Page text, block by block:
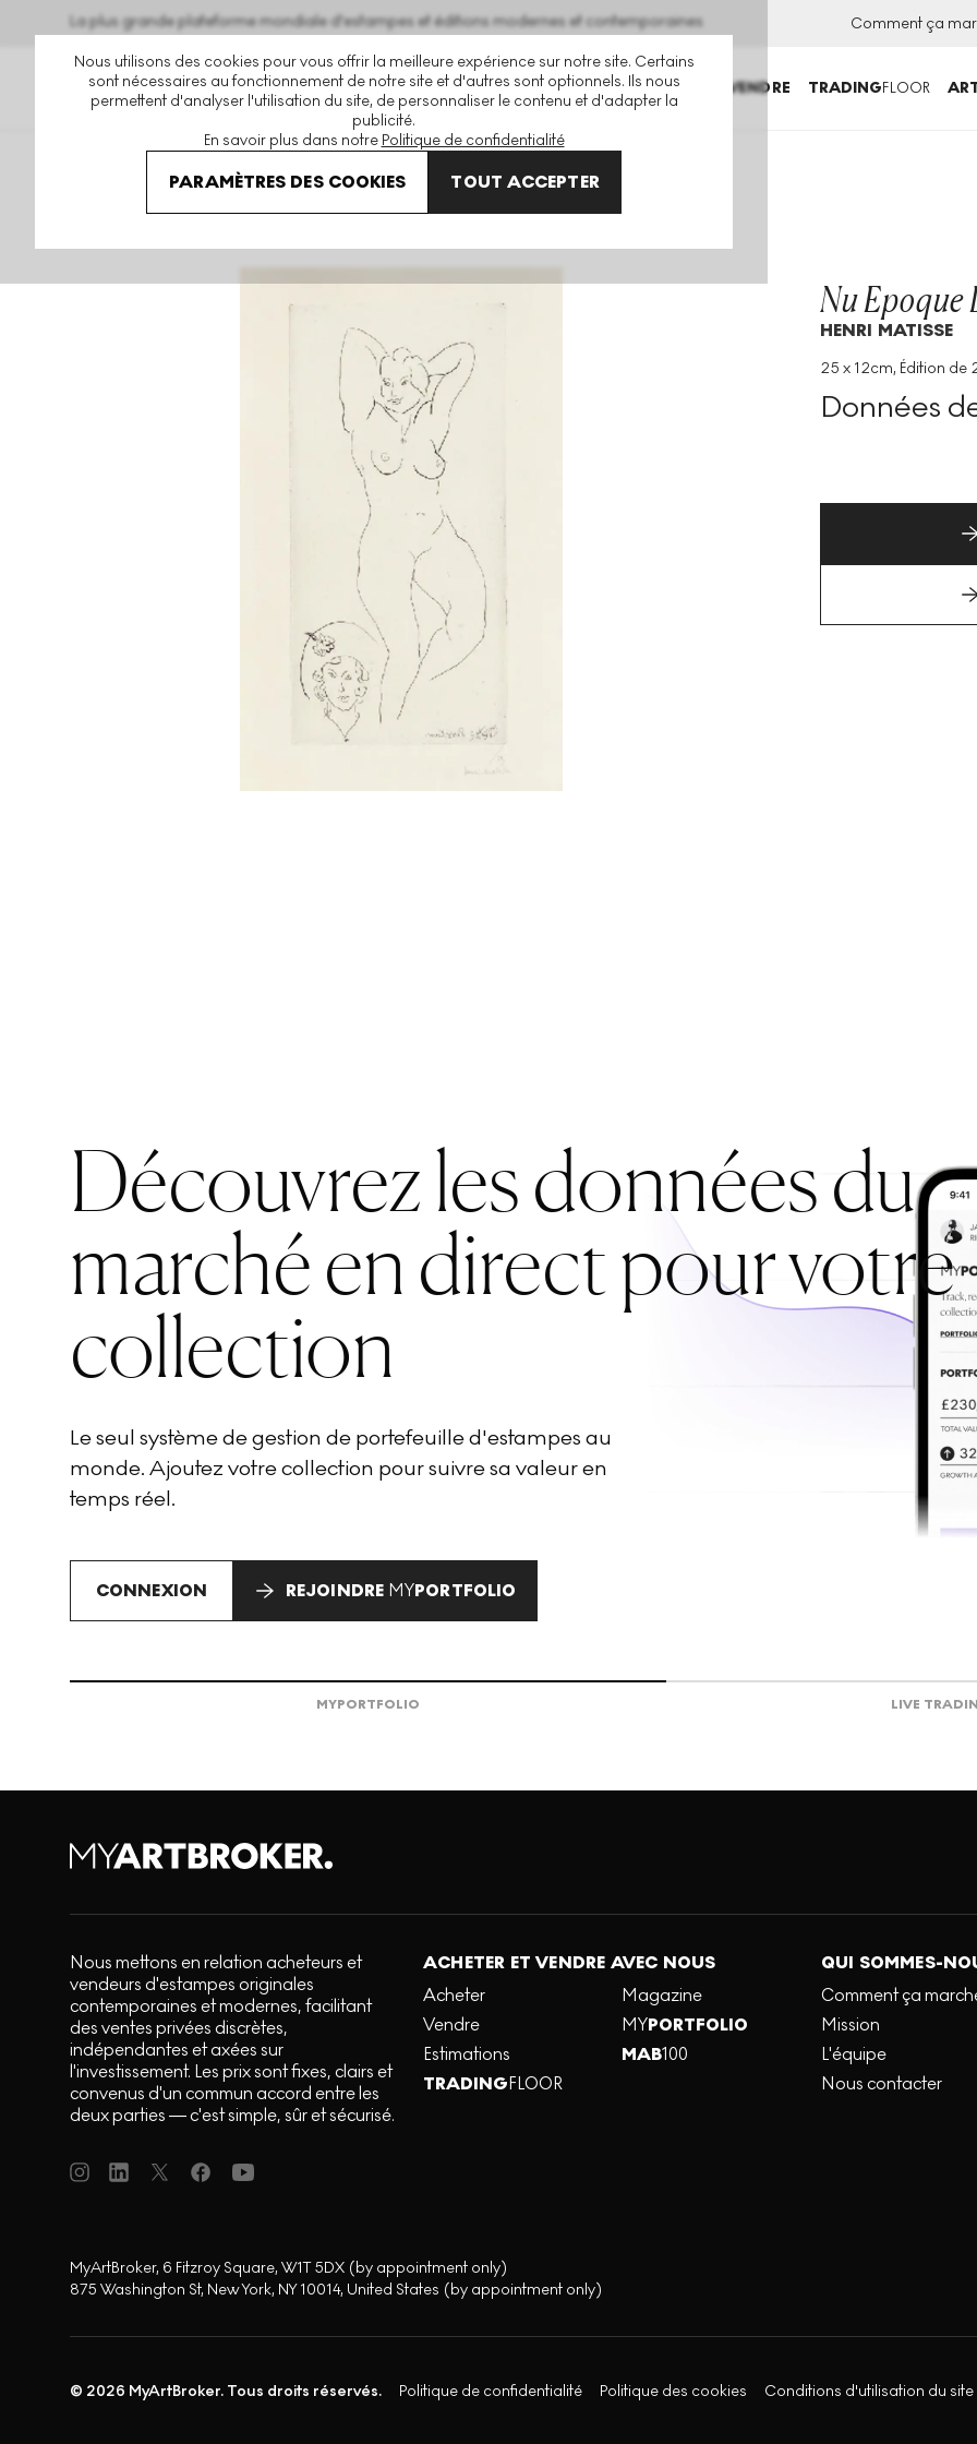
Nous utilisons des cookies pour vous offrir la meilleure expérience sur notre site. Certains
sont nécessaires au fonctionnement de notre site et d'autres sont optionnels. Ils nous
permettent d'analyser l'utilisation du site, de personnaliser le contenu et d'adapter la
publicité.
En savoir plus dans notre Politique de confidentialité
PARAMÈTRES DES COOKIES TOUT ACCEPTER
La plus grande plateforme mondiale d'estampes et éditions modernes et contemporaines Comment ça
ACHETER VENDRE TRADINGFLOOR
Nu Epoque
HENRI MATISSE
25 x 12cm, Édition de
Technique: Etching
Taille De L'édition : 25
Données
Découvrez les données du
marché en direct pour votre
collection
Le seul système de gestion de portefeuille d'estampes au
monde. Ajoutez votre collection pour suivre sa valeur en
temps réel.
CONNEXION REJOINDRE MYPORTFOLIO
MYPORTFOLIO LIVE
Nous mettons en relation acheteurs et
vendeurs d'estampes originales
contemporaines et modernes, facilitant
des ventes privées discrètes,
indépendantes et axées sur
l'investissement. Les prix sont fixes, clairs et
convenus d'un commun accord entre les
deux parties — c'est simple, sûr et sécurisé.
ACHETER ET VENDRE AVEC NOUS
Acheter
Vendre
Estimations
TRADINGFLOOR
Magazine
MYPORTFOLIO
MAB100
QUI SOMMES-
Comment ça
Mission
L'équipe
Nous contacter
MyArtBroker, 6 Fitzroy Square, W1T 5DX (by appointment only)
875 Washington St, New York, NY 10014, United States (by appointment only)
© 2026 MyArtBroker. Tous droits réservés. Politique de confidentialité Politique des cookies Conditions d'utilisation du site